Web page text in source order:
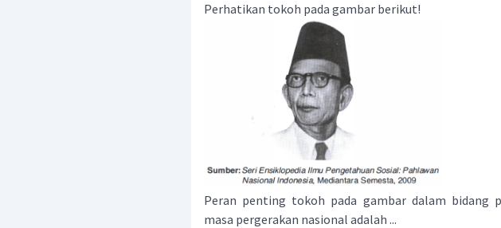
Perhatikan tokoh pada gambar berikut!
Peran penting tokoh pada gambar dalam bidang
masa pergerakan nasional adalah ...